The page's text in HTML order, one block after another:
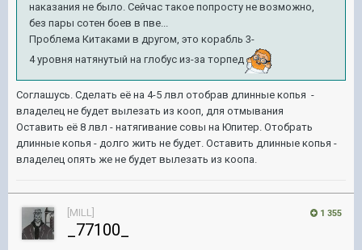
наказания не было. Сейчас такое попросту не возможно,
без пары сотен боев в пве...
Проблема Китаками в другом, это корабль 3-
4 уровня натянутый на глобус из-за торпед
Соглашусь. Сделать её на 4-5 лвл отобрав длинные копья -
владелец не будет вылезать из кооп, для отмывания
Оставить её 8 лвл - натягивание совы на Юпитер. Отобрать
длинные копья - долго жить не будет. Оставить длинные копья -
владелец опять же не будет вылезать из коопа.
1 355
[MILL]
_77100_